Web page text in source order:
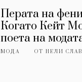
Перата на
Когато Кейт
поета на
МОДА ОТНЕЛИ